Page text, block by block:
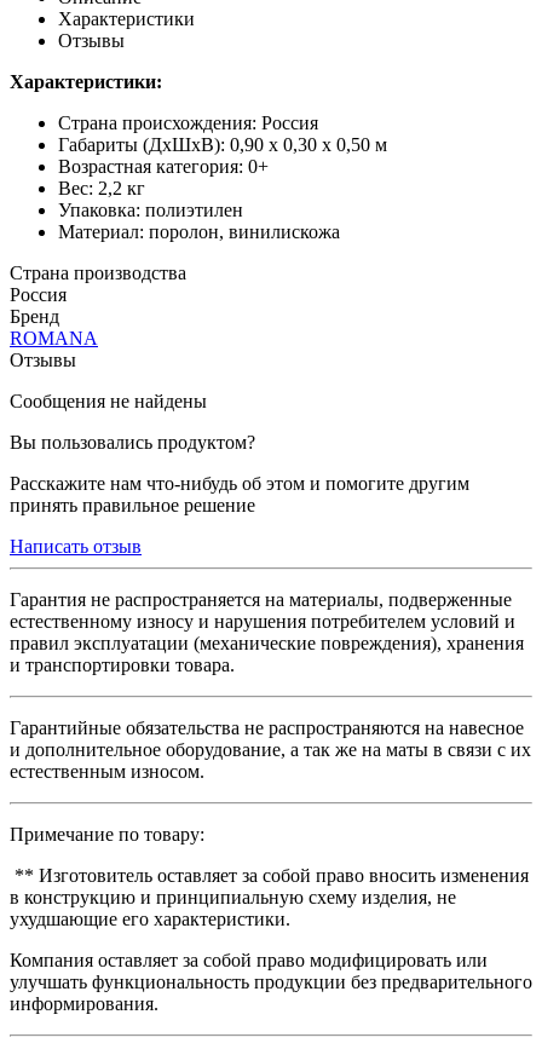
Характеристики
Отзывы
Характеристики:
Страна происхождения: Россия
Габариты (ДхШхВ): 0,90 х 0,30 х 0,50 м
Возрастная категория: 0+
Вес: 2,2 кг
Упаковка: полиэтилен
Материал: поролон, винилискожа
Страна производства
Россия
Бренд
ROMANA
Отзывы
Сообщения не найдены
Вы пользовались продуктом?
Расскажите нам что-нибудь об этом и помогите другим
принять правильное решение
Написать отзыв
Гарантия не распространяется на материалы, подверженные
естественному износу и нарушения потребителем условий и
правил эксплуатации (механические повреждения), хранения
и транспортировки товара.
Гарантийные обязательства не распространяются на навесное
и дополнительное оборудование, а так же на маты в связи с их
естественным износом.
Примечание по товару:
** Изготовитель оставляет за собой право вносить изменения
в конструкцию и принципиальную схему изделия, не
ухудшающие его характеристики.
Компания оставляет за собой право модифицировать или
улучшать функциональность продукции без предварительного
информирования.